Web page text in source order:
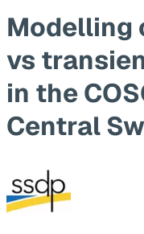
Modelling
vs
in the
Central